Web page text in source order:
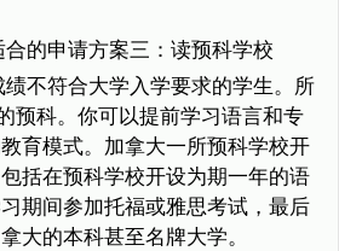
的申请方案三：读预科学校
不符合大学入学要求的学生。所
预科。你可以提前学习语言和专
育模式。加拿大一所预科学校开
括在预科学校开设为期一年的语
期间参加托福或雅思考试，最后
大的本科甚至名牌大学。